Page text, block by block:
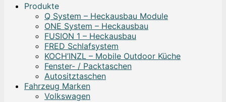
Produkte
Q System – Heckausbau Module
ONE System – Heckausbau
FUSION 1 – Heckausbau
FRED Schlafsystem
KOCH’INZL – Mobile Outdoor Küche
Fenster- / Packtaschen
Autositztaschen
Fahrzeug Marken
Volkswagen